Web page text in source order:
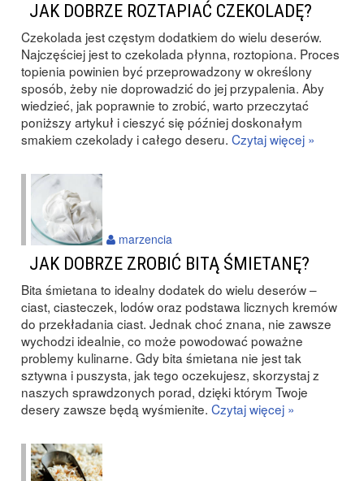
JAK DOBRZE ROZTAPIAĆ CZEKOLADĘ?
Czekolada jest częstym dodatkiem do wielu deserów.
Najczęściej jest to czekolada płynna, roztopiona. Proces
topienia powinien być przeprowadzony w określony
sposób, żeby nie doprowadzić do jej przypalenia. Aby
wiedzieć, jak poprawnie to zrobić, warto przeczytać
poniższy artykuł i cieszyć się później doskonałym
smakiem czekolady i całego deseru. Czytaj więcej »
JAK DOBRZE ZROBIĆ BITĄ ŚMIETANĘ?
Bita śmietana to idealny dodatek do wielu deserów –
ciast, ciasteczek, lodów oraz podstawa licznych kremów
do przekładania ciast. Jednak choć znana, nie zawsze
wychodzi idealnie, co może powodować poważne
problemy kulinarne. Gdy bita śmietana nie jest tak
sztywna i puszysta, jak tego oczekujesz, skorzystaj z
naszych sprawdzonych porad, dzięki którym Twoje
desery zawsze będą wyśmienite. Czytaj więcej »
marzencia